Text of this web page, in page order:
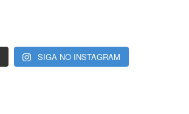
SIGA NO INSTAGRAM